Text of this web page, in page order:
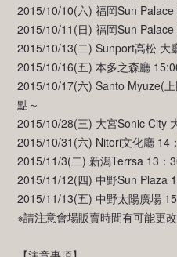
2015/10/10(六) 福岡Sun
2015/10/11(日) 福岡Sun
2015/10/13(二) Sunport高松 大
2015/10/16(五) 本多之森廳
2015/10/17(六) Santo Myuze(
點～
2015/10/28(三) 大宮Sonic City
2015/10/31(六) Nitori文化廳 14
2015/11/3(二) 新潟Terrsa 13：
2015/11/12(四) 中野Sun Plaza
2015/11/13(五) 中野太陽廣場
※請注意會場販賣時間有可能更